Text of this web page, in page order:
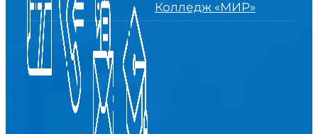
Колледж «МИР»